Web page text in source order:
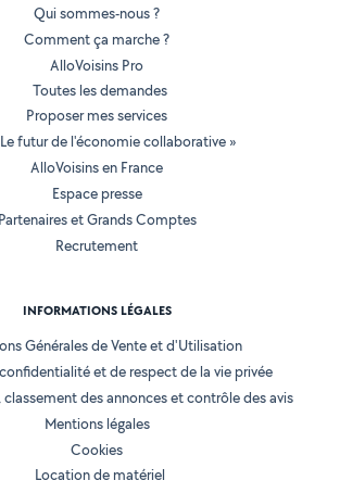
Qui sommes-nous ?
Comment ça marche ?
AlloVoisins Pro
Toutes les demandes
Proposer mes services
futur de l'économie collaborative »
AlloVoisins en France
Espace presse
Partenaires et Grands Comptes
Recrutement
INFORMATIONS LÉGALES
Générales de Vente et d'Utilisation
et de respect de la vie privée
des annonces et contrôle des avis
Mentions légales
Cookies
Location de matériel